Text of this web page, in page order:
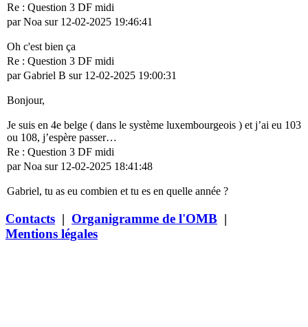
Re : Question 3 DF midi
par Noa sur 12-02-2025 19:46:41
Oh c'est bien ça
Re : Question 3 DF midi
par Gabriel B sur 12-02-2025 19:00:31
Bonjour,
Je suis en 4e belge ( dans le système luxembourgeois ) et j’ai eu 103
ou 108, j’espère passer…
Re : Question 3 DF midi
par Noa sur 12-02-2025 18:41:48
Gabriel, tu as eu combien et tu es en quelle année ?
Contacts | Organigramme de l'OMB |
Mentions légales